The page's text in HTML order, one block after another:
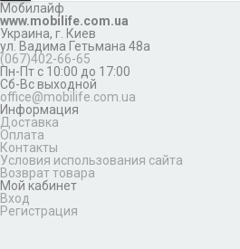
Мобилайф
www.mobilife.com.ua
Украина, г. Киев
ул. Вадима Гетьмана 48а
(067)402-66-65
Пн-Пт с 10:00 до 17:00
Сб-Вс выходной
office@mobilife.com.ua
Информация
Доставка
Оплата
Контакты
Условия использования сайта
Возврат товара
Мой кабинет
Вход
Регистрация